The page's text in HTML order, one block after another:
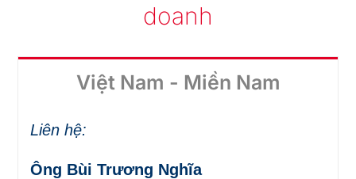
doanh
Việt Nam - Miền Nam
Liên hệ:
Ông Bùi Trương Nghĩa